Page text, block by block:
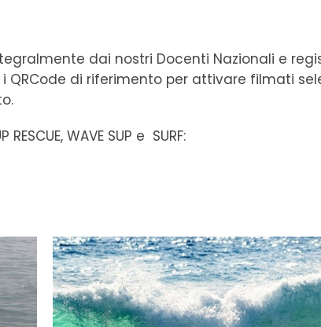
dai nostri Docenti Nazionali e
di riferimento per attivare filmati
RESCUE, WAVE SUP e SURF: